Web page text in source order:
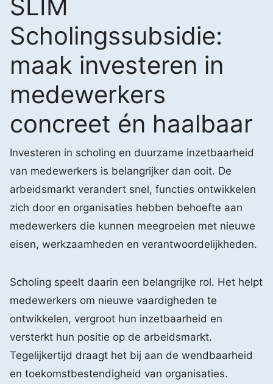
SLIM
Scholingssubsidie:
maak investeren in
medewerkers
concreet én haalbaar
Investeren in scholing en duurzame inzetbaarheid
van medewerkers is belangrijker dan ooit. De
arbeidsmarkt verandert snel, functies ontwikkelen
zich door en organisaties hebben behoefte aan
medewerkers die kunnen meegroeien met nieuwe
eisen, werkzaamheden en verantwoordelijkheden.
Scholing speelt daarin een belangrijke rol. Het helpt
medewerkers om nieuwe vaardigheden te
ontwikkelen, vergroot hun inzetbaarheid en
versterkt hun positie op de arbeidsmarkt.
Tegelijkertijd draagt het bij aan de wendbaarheid
en toekomstbestendigheid van organisaties.